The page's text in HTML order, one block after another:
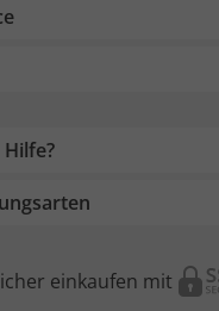
einkaufen mit